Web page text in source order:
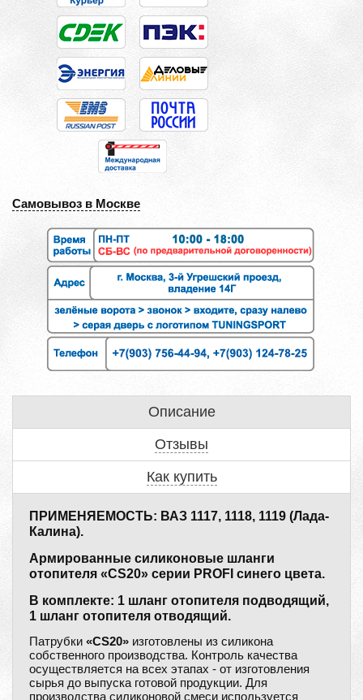
Самовывоз в Москве
Описание
Отзывы
Как купить
ПРИМЕНЯЕМОСТЬ: ВАЗ 1117, 1118, 1119 (Лада-
Калина).
Армированные силиконовые шланги
отопителя «CS20» серии PROFI синего цвета.
В комплекте: 1 шланг отопителя подводящий,
1 шланг отопителя отводящий.
Патрубки «CS20» изготовлены из силикона
собственного производства. Контроль качества
осуществляется на всех этапах - от изготовления
сырья до выпуска готовой продукции. Для
производства силиконовой смеси используется